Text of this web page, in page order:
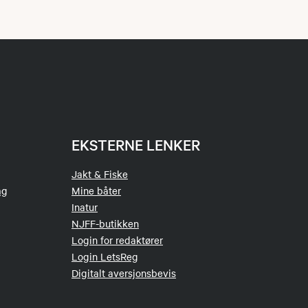
EKSTERNE LENKER
Jakt & Fiske
Mine båter
Inatur
NJFF-butikken
Login for redaktører
Login LetsReg
Digitalt aversjonsbevis